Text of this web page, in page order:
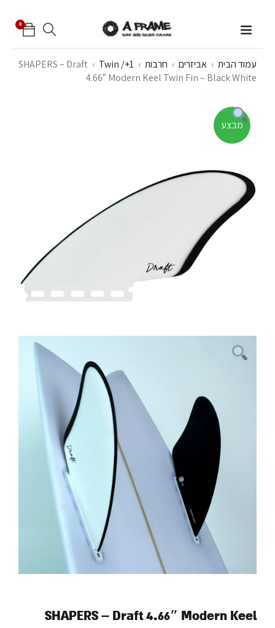
0
עמוד הבית › אביזרים › חרבות ›
Twin /+1
›
SHAPERS – Draft
4.66″ Modern Keel Twin Fin – Black White
מבצע
SHAPERS – Draft 4.66″ Modern Keel